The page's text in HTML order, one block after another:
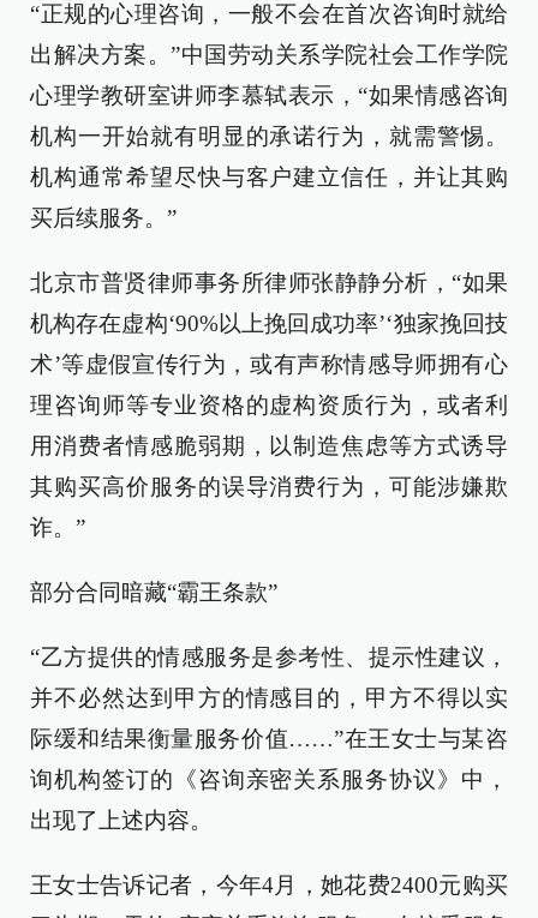
“正规的心理咨询，一般不会在首次咨询时就给
出解决方案。”中国劳动关系学院社会工作学院
心理学教研室讲师李慕轼表示，“如果情感咨询
机构一开始就有明显的承诺行为，就需警惕。
机构通常希望尽快与客户建立信任，并让其购
买后续服务。”
北京市普贤律师事务所律师张静静分析，“如果
机构存在虚构‘90%以上挽回成功率’‘独家挽回技
术’等虚假宣传行为，或有声称情感导师拥有心
理咨询师等专业资格的虚构资质行为，或者利
用消费者情感脆弱期，以制造焦虑等方式诱导
其购买高价服务的误导消费行为，可能涉嫌欺
诈。”
部分合同暗藏“霸王条款”
“乙方提供的情感服务是参考性、提示性建议，
并不必然达到甲方的情感目的，甲方不得以实
际缓和结果衡量服务价值……”在王女士与某咨
询机构签订的《咨询亲密关系服务协议》中，
出现了上述内容。
王女士告诉记者，今年4月，她花费2400元购买